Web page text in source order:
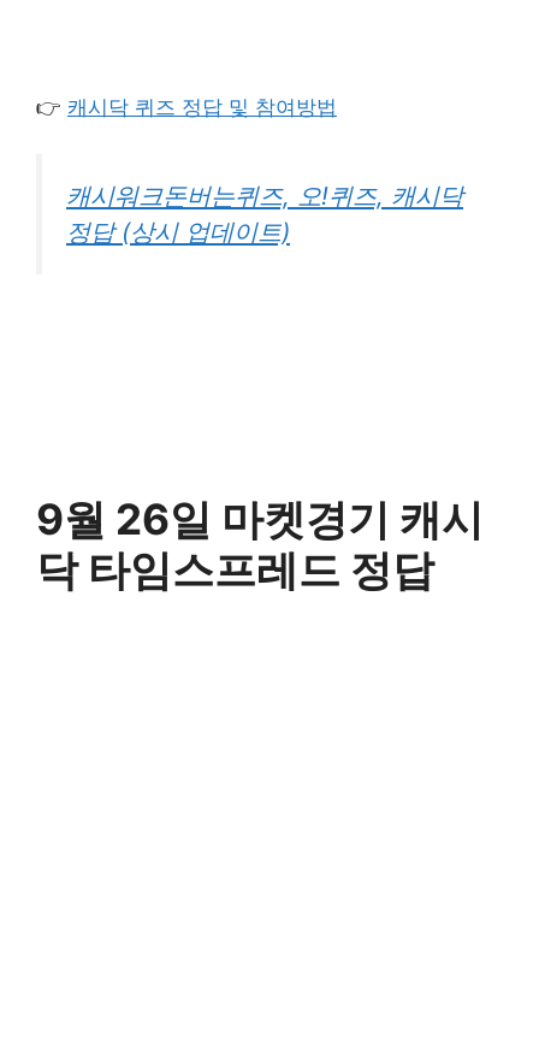
👉 캐시닥 퀴즈 정답 및 참여방법
캐시워크돈버는퀴즈, 오!퀴즈, 캐시닥
정답 (상시 업데이트)
9월 26일 마켓경기 캐시
닥 타임스프레드 정답